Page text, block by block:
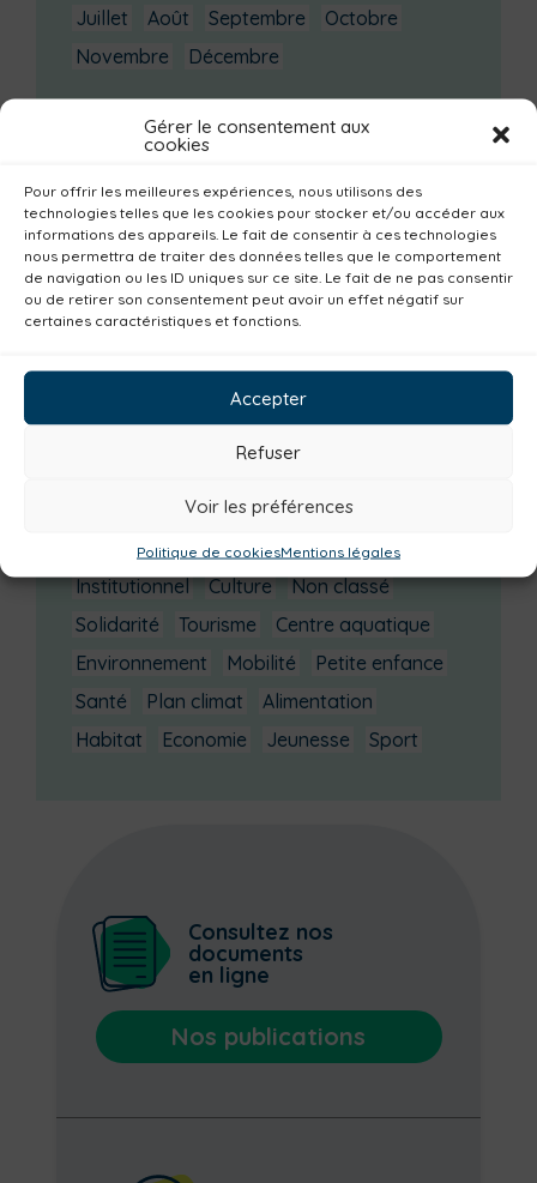
Gérer le consentement aux
cookies
Pour offrir les meilleures expériences, nous utilisons des
technologies telles que les cookies pour stocker et/ou accéder aux
informations des appareils. Le fait de consentir à ces technologies
nous permettra de traiter des données telles que le comportement
de navigation ou les ID uniques sur ce site. Le fait de ne pas consentir
ou de retirer son consentement peut avoir un effet négatif sur
certaines caractéristiques et fonctions.
Accepter
Refuser
Voir les préférences
Politique de cookiesMentions légales
Juillet Août Septembre
Octobre
Novembre
Décembre
Dernières actualités
scolaire
Ateliers sur la périnatalité
La saison culturelle 2026-2027 est lancée !
Changements d’horaires activités jeunes
Enquête publique
Catégories actualités / agenda
Emploi Communes
Consommer local
Loisirs Magazine
Parents
Bibliothèques
Déchèteries
Familles
Institutionnel
Culture
Non classé
Solidarité
Tourisme
Centre aquatique
Environnement
Mobilité
Petite enfance
Santé
Plan climat
Alimentation
Habitat
Economie Jeunesse Sport
Consultez nos
documents
en ligne
Nos publications